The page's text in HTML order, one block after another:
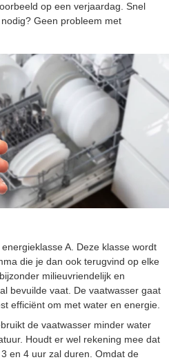
op een verjaardag. Snel
Geen probleem met
A. Deze klasse wordt
die je dan ook terugvind op elke
milieuvriendelijk en
bevuilde vaat. De vaatwasser gaat
efficiënt om met water en energie.
de vaatwasser minder water
Houdt er wel rekening mee dat
en 4 uur zal duren. Omdat de